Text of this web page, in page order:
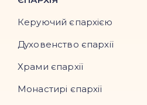
Керуючий єпархією
Духовенство єпархії
Храми єпархії
Монастирі єпархії